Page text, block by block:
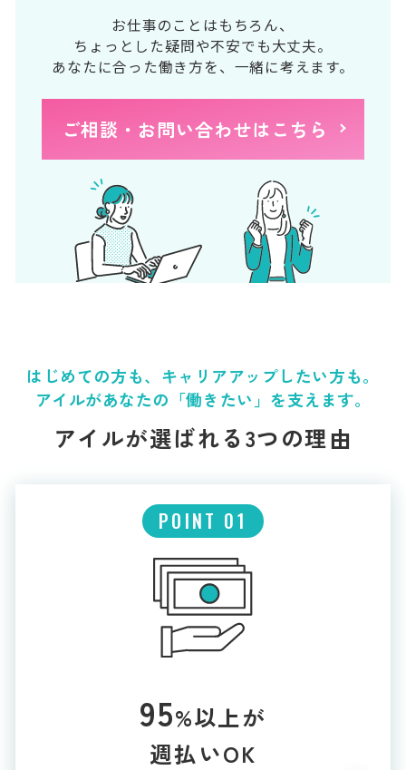
お仕事のことはもちろん、
ちょっとした疑問や不安でも大丈夫。
あなたに合った働き方を、一緒に考えます。
ご相談・お問い合わせはこちら
はじめての方も、キャリアアップしたい方も。
アイルがあなたの「働きたい」を支えます。
アイルが選ばれる3つの理由
POINT 01
95%以上が
週払いOK